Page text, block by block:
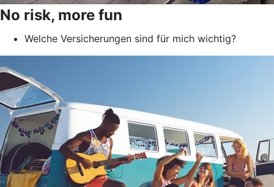
No risk, more fun
Welche Versicherungen sind für mich wichtig?